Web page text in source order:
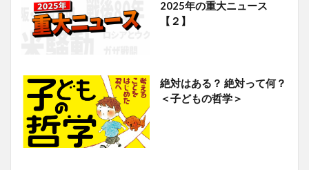
2025年の重大ニュース
【２】
絶対はある？ 絶対って何？
＜子どもの哲学＞